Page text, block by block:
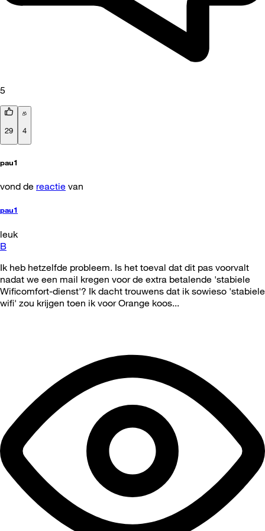
5
29 4
pau1
vond de reactie van
pau1
leuk
B
Ik heb hetzelfde probleem. Is het toeval dat dit pas voorvalt
nadat we een mail kregen voor de extra betalende 'stabiele
Wificomfort-dienst'? Ik dacht trouwens dat ik sowieso 'stabiele
wifi' zou krijgen toen ik voor Orange koos...